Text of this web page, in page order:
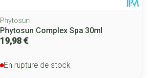
Phytosun
Phytosun Complex Spa 30ml
19,98 €
En rupture de stock